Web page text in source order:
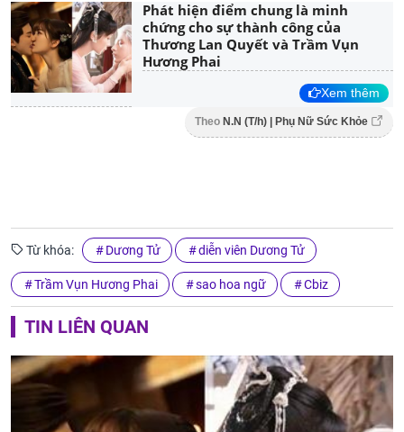
Phát hiện điểm chung là minh
chứng cho sự thành công của
Thương Lan Quyết và Trầm Vụn
Hương Phai
Xem thêm
Theo N.N (T/h) | Phụ Nữ Sức Khỏe
Từ khóa: Dương Tử diễn viên Dương Tử
Trầm Vụn Hương Phai sao hoa ngữ Cbiz
TIN LIÊN QUAN